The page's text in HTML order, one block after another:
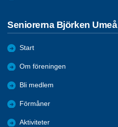
Seniorerna Björken Umeå
Start
Om föreningen
Bli medlem
Förmåner
Aktiviteter